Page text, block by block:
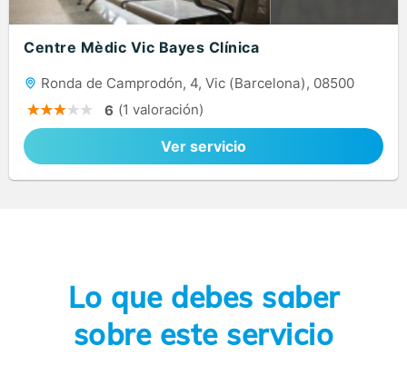
Centre Mèdic Vic Bayes Clínica
Ronda de Camprodón, 4, Vic (Barcelona), 08500
6 (1 valoración)
Ver servicio
Lo que debes saber
sobre este servicio